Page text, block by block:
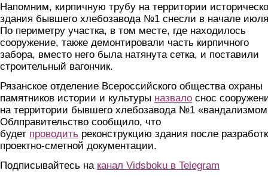
Напомним, кирпичную трубу на территории
здания бывшего хлебозавода №1 снесли в начале
По периметру участка, в том месте, где находилось
сооружение, также демонтировали часть кирпичного
забора, вместо него была натянута сетка, и поставили
строительный вагончик.
Рязанское отделение Всероссийского общества охраны
памятников истории и культуры назвало снос
на территории бывшего хлебозавода №1
Облправительство сообщило, что
будет проводить реконструкцию здания после
проектно-сметной документации.
Подписывайтесь на канал Vidsboku в Telegram